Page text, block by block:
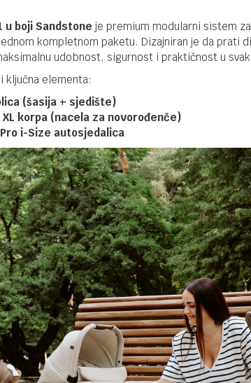
u boji Sandstone je premium modularni sistem
kompletnom paketu. Dizajniran je da prati
udobnost, sigurnost i praktičnost u
ključna elementa:
(šasija + sjedište)
korpa (nacela za novorođenče)
i-Size autosjedalica